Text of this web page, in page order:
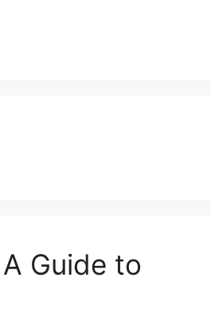
Guide to